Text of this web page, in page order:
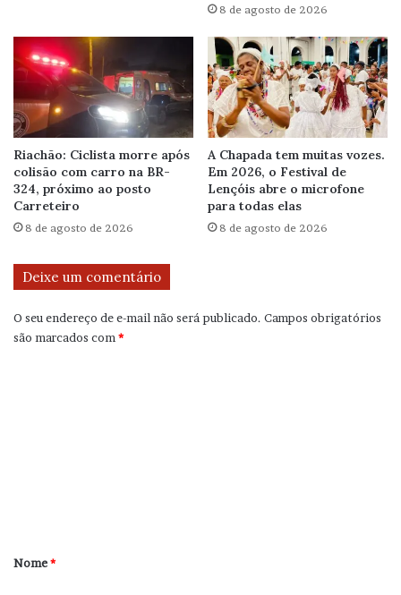
8 de agosto de 2026
Riachão: Ciclista morre após
colisão com carro na BR-
324, próximo ao posto
Carreteiro
8 de agosto de 2026
A Chapada tem muitas vozes.
Em 2026, o Festival de
Lençóis abre o microfone
para todas elas
8 de agosto de 2026
Deixe um comentário
O seu endereço de e-mail não será publicado. Campos obrigatórios
são marcados com *
r
Nome*